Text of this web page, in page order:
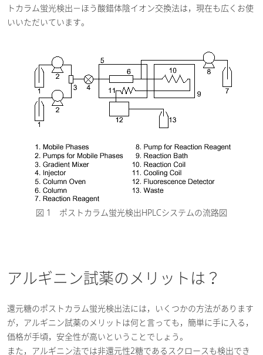
トカラム蛍光検出－ほう酸錯体陰イオン交換法は，現在も広くお使
いいただいています。
図 1 ポストカラム蛍光検出HPLCシステムの流路図
アルギニン試薬のメリットは？
還元糖のポストカラム蛍光検出法には，いくつかの方法があります
が，アルギニン試薬のメリットは何と言っても，簡単に手に入る，
価格が手頃，安全性が高いということでしょう。
また，アルギニン法では非還元性2糖であるスクロースも検出でき